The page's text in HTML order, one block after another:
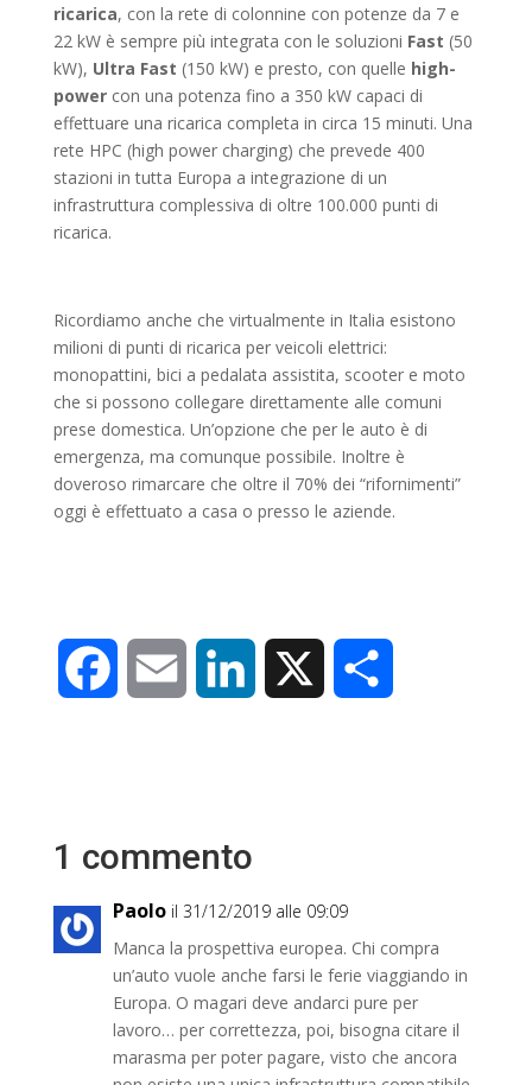
ricarica, con la rete di colonnine con potenze da 7 e
22 kW è sempre più integrata con le soluzioni Fast (50
kW), Ultra Fast (150 kW) e presto, con quelle high-
powercon una potenza fino a 350 kW capaci di
effettuare una ricarica completa in circa 15 minuti. Una
rete HPC (high power charging) che prevede 400
stazioni in tutta Europa a integrazione di un
infrastruttura complessiva di oltre 100.000 punti di
ricarica.
Ricordiamo anche che virtualmente in Italia esistono
milioni di punti di ricarica per veicoli elettrici:
monopattini, bici a pedalata assistita, scooter e moto
che si possono collegare direttamente alle comuni
prese domestica. Un’opzione che per le auto è di
emergenza, ma comunque possibile. Inoltre è
doveroso rimarcare che oltre il 70% dei “rifornimenti”
oggi è effettuato a casa o presso le aziende.
e
b
o
i
l e
I i
1 commento
Paolo il 31/12/2019 alle 09:09
Manca la prospettiva europea. Chi compra
un’auto vuole anche farsi le ferie viaggiando in
Europa. O magari deve andarci pure per
lavoro… per correttezza, poi, bisogna citare il
marasma per poter pagare, visto che ancora